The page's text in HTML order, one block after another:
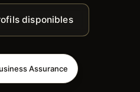
disponibles
Assurance